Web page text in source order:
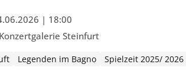
| 18:00
Steinfurt
Legenden im Bagno Spielzeit 2025/ 2026